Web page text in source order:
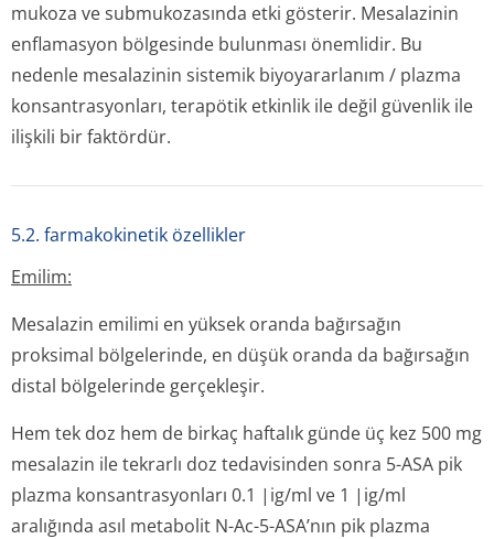
mukoza ve submukozasında etki gösterir. Mesalazinin
enflamasyon bölgesinde bulunması önemlidir. Bu
nedenle mesalazinin sistemik biyoyararlanım / plazma
konsantrasyonları, terapötik etkinlik ile değil güvenlik ile
ilişkili bir faktördür.
5.2. farmakokinetik özellikler
Emilim:
Mesalazin emilimi en yüksek oranda bağırsağın
proksimal bölgelerinde, en düşük oranda da bağırsağın
distal bölgelerinde gerçekleşir.
Hem tek doz hem de birkaç haftalık günde üç kez 500 mg
mesalazin ile tekrarlı doz tedavisinden sonra 5-ASA pik
plazma konsantrasyonları 0.1 |ig/ml ve 1 |ig/ml
aralığında asıl metabolit N-Ac-5-ASA’nın pik plazma